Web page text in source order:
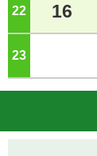
22 16
23